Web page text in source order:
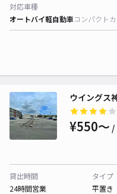
対応車種
オートバイ軽自動車コンパクト
ウイングス
¥550〜 /
貸出時間
24時間営業
タイプ
平置き